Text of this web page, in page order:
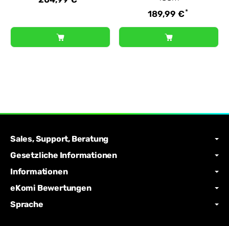
189,99 €*
Sales, Support, Beratung
Gesetzliche Informationen
Informationen
eKomi Bewertungen
Sprache